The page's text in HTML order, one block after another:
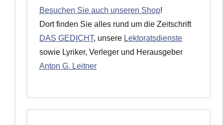
Besuchen Sie auch unseren Shop!
Dort finden Sie alles rund um die Zeitschrift
DAS GEDICHT, unsere Lektoratsdienste
sowie Lyriker, Verleger und Herausgeber
Anton G. Leitner